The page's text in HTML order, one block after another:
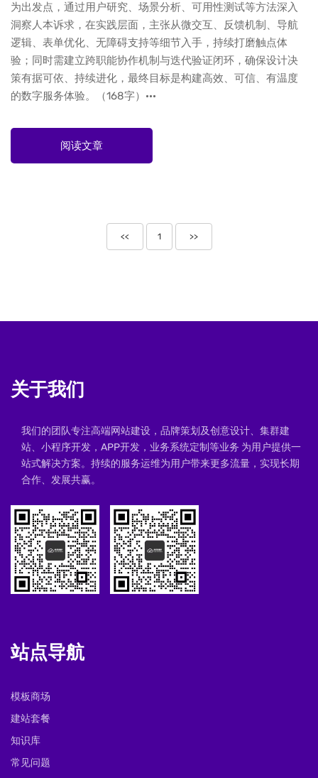
为出发点，通过用户研究、场景分析、可用性测试等方法深入
洞察人本诉求，在实践层面，主张从微交互、反馈机制、导航
逻辑、表单优化、无障碍支持等细节入手，持续打磨触点体
验；同时需建立跨职能协作机制与迭代验证闭环，确保设计决
策有据可依、持续进化，最终目标是构建高效、可信、有温度
的数字服务体验。（168字）···
阅读文章
<< 1 >>
关于我们
我们的团队专注高端网站建设，品牌策划及创意设计、集群建
站、小程序开发，APP开发，业务系统定制等业务 为用户提供一
站式解决方案。持续的服务运维为用户带来更多流量，实现长期
合作、发展共赢。
站点导航
模板商场
建站套餐
知识库
常见问题